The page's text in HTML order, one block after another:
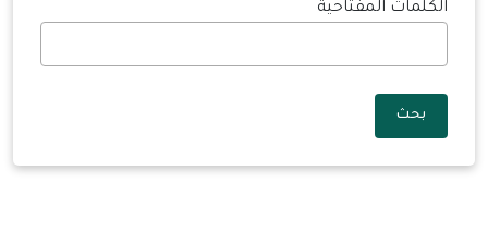
الكلمات المفتاحية
بحث